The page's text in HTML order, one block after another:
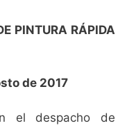
PINTURA RÁPIDA
de 2017
el despacho de